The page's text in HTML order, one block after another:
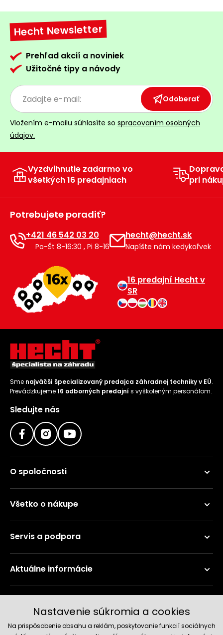
Hecht Newsletter
Prehľad akcií a noviniek
Užitočné tipy a návody
Odoberať
Vložením e-mailu súhlasíte so spracovaním osobných
údajov.
Vyzdvihnutie zadarmo vo
všetkých 16 predajniach
pri
Potrebujete poradiť?
+421 46 542 03 20
Po-Št 8-16:30 , Pi 8-16
hecht@hecht.sk
Napíšte nám kedykoľvek
16 predajní Hecht v
SR
Sme najväčší špecializovaný predajca záhradnej techniky v EÚ.
Prevádzkujeme16 odborných predajní s vyškoleným personálom.
Sledujte nás
O spoločnosti
Všetko o nákupe
Servis a podpora
Aktuálne informácie
Nastavenie súkromia a cookies
Na prispôsobenie obsahu a reklám, poskytovanie funkcií sociálnych